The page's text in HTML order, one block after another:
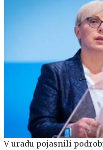
V uradu pojasnili